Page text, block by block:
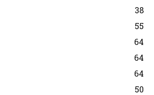
38
55
64
64
64
50